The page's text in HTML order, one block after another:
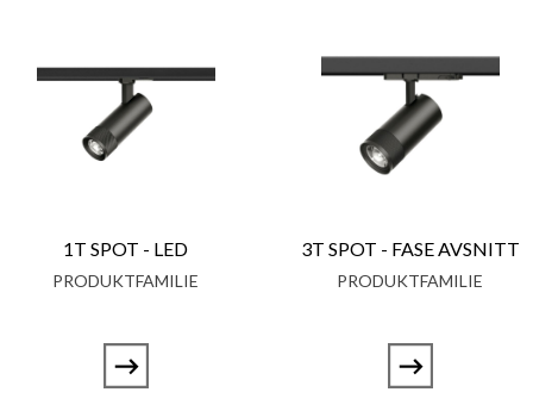
1T SPOT - LED
PRODUKTFAMILIE
3T SPOT - FASE AVSNITT
PRODUKTFAMILIE